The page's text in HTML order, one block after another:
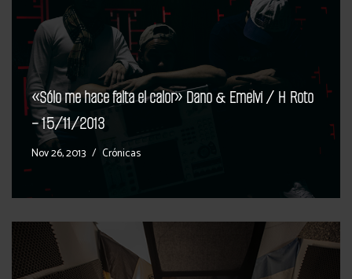
«Sólo me hace falta el calor» Dano & Emelvi / H Roto
– 15/11/2013
Nov 26, 2013 Crónicas